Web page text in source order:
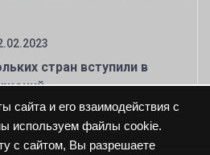
сайта и его взаимодействия с
используем файлы cookie.
с сайтом, Вы разрешаете
стран вступили в